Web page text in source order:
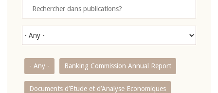
- Any - Banking Commission Annual Report
Documents d’Etude et d’Analyse Economiques